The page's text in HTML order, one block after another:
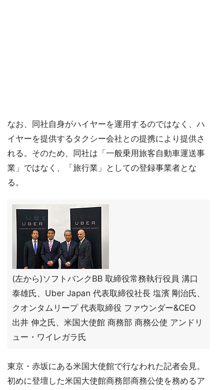
なお、同社自身がハイヤーを運用するのではなく、ハ
イヤーを提供するタクシー会社との提携により提供さ
れる。そのため、同社は「一般乗用旅客自動車運送事
業」ではなく、「旅行業」としての登録事業者とな
る。
(左から)ソフトバンクBB 取締役常務執行役員 溝口
泰雄氏、Uber Japan 代表取締役社長 塩濱 剛治氏、
クオンタムリープ 代表取締役 ファウンダー&CEO
出井 伸之氏、米国大使館 商務部 商務公使 アンドリ
ュー・ワイレガラ氏
東京・赤坂にある米国大使館で行なわれた記者会見。
初めに登壇した米国大使館商務部商務公使を務めるア